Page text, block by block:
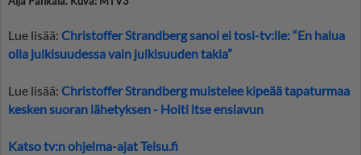
Lue lisää: Christoffer Strandberg sanoi ei tosi-tv:lle: “En halua
olla julkisuudessa vain julkisuuden takia”
Lue lisää: Christoffer Strandberg muistelee kipeää tapaturmaa
kesken suoran lähetyksen - Hoiti itse ensiavun
Katso tv:n ohjelma-ajat Telsu.fi